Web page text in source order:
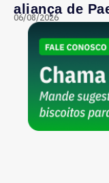
aliança de
06/08/2026